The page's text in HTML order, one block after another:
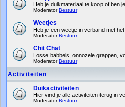
Heb je duikmateriaal te koop of ben
ModeratorBestuur
Weetjes
Heb je een weetje in verband met
ModeratorBestuur
Chit Chat
Losse babbels, onnozele grappen,
ModeratorBestuur
Activiteiten
Duikactiviteiten
Hier vind je alle activiteiten terug in
ModeratorBestuur